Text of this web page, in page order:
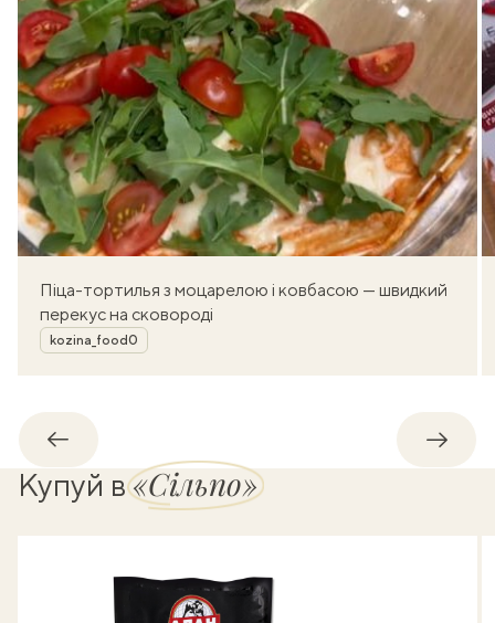
Піца-тортилья з моцарелою і ковбасою — швидкий
перекус на сковороді
Автор
kozina_food0
Назад
Купуй в«Сільпо»